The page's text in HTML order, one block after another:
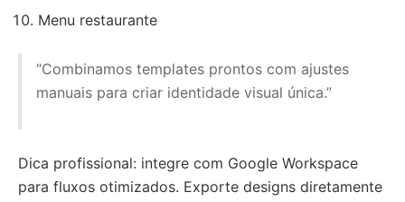
Menu restaurante
“Combinamos templates prontos com ajustes
manuais para criar identidade visual única.”
Dica profissional: integre com Google Workspace
para fluxos otimizados. Exporte designs diretamente